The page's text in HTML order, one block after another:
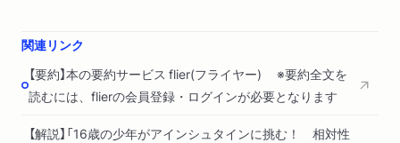
関連リンク
【要約】本の要約サービス flier(フライヤー) ※要約全文を
読むには、flierの会員登録・ログインが必要となります
【解説】「16歳の少年がアインシュタインに挑む！ 相対性